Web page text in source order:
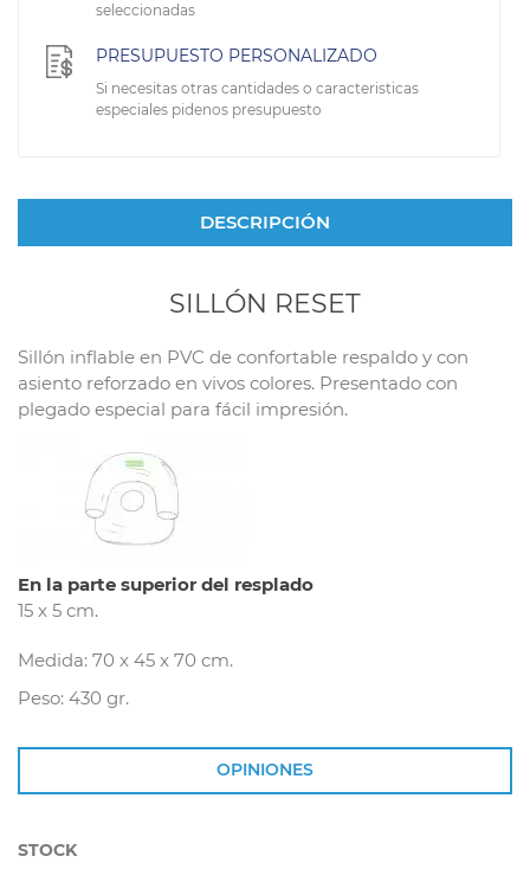
seleccionadas
PRESUPUESTO PERSONALIZADO
Si necesitas otras cantidades o caracteristicas
especiales pidenos presupuesto
DESCRIPCIÓN
SILLÓN RESET
Sillón inflable en PVC de confortable respaldo y con
asiento reforzado en vivos colores. Presentado con
plegado especial para fácil impresión.
En la parte superior del resplado
15 x 5 cm.
Medida: 70 x 45 x 70 cm.
Peso: 430 gr.
OPINIONES
STOCK